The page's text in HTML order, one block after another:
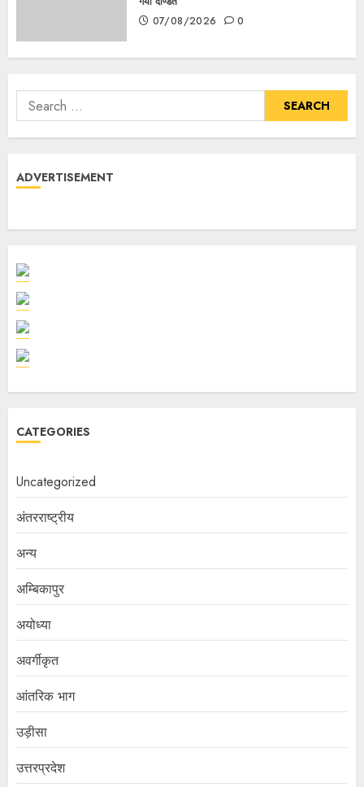
07/08/2026
0
ADVERTISEMENT
CATEGORIES
Uncategorized
अंतरराष्ट्रीय
अन्य
अम्बिकापुर
अयोध्या
अवर्गीकृत
आंतरिक भाग
उड़ीसा
उत्तरप्रदेश